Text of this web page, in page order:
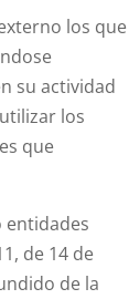
los que
su actividad
los
que
entidades
de 14 de
de la